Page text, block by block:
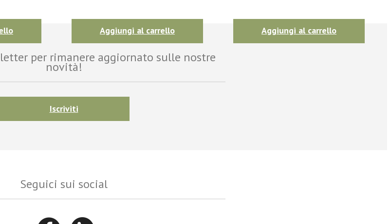
Aggiungi al carrello Aggiungi al carrello
per rimanere aggiornato sulle nostre
novità!
Iscriviti
Seguici sui social